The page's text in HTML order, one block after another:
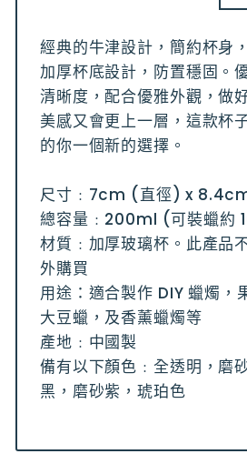
經典的牛津設計，簡約杯身
加厚杯底設計，防置穩固。
清晰度，配合優雅外觀，做
美感又會更上一層，這款杯
的你一個新的選擇。
尺寸﹕7cm (直徑) x
總容量﹕200ml (可裝蠟約
材質﹕加厚玻璃杯。此產品
外購買
用途：適合製作 DIY 蠟燭，
大豆蠟，及香薰蠟燭等
產地﹕中國製
備有以下顏色﹕全透明，磨
黑，磨砂紫，琥珀色